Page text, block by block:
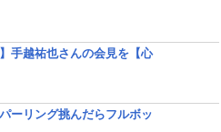
手越祐也さんの会見を【心
ーリング挑んだらフルボッ